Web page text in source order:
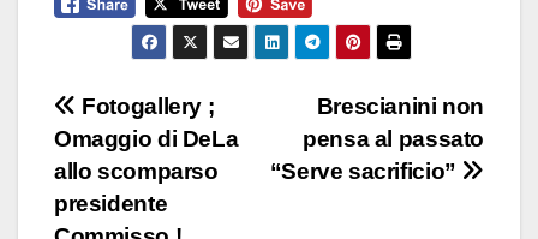
Navigazione
articoli
Brescianini non
pensa al passato
“Serve sacrificio”
Fotogallery ;
Omaggio di DeLa
allo scomparso
presidente